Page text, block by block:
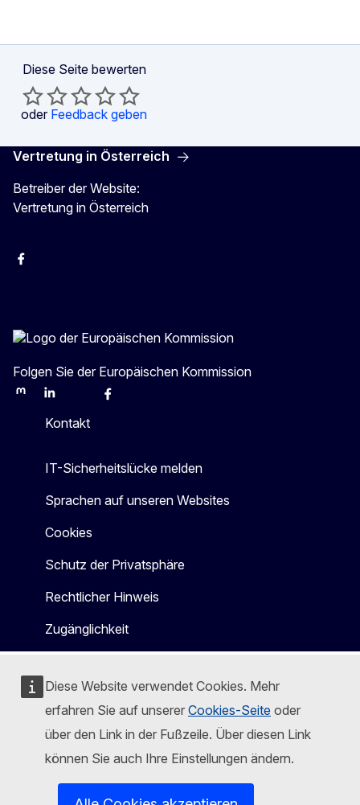
Diese Website verwendet Cookies. Mehr
erfahren Sie auf unserer Cookies-Seite oder
über den Link in der Fußzeile. Über diesen Link
können Sie auch Ihre Einstellungen ändern.
Diese Seite bewerten
oder Feedback geben
Vertretung in Österreich
Betreiber der Website:
Vertretung in Österreich
Facebook
Folgen Sie der Europäischen Kommission
MastodonLinkedInBlueskyFacebook
Kontakt
IT-Sicherheitslücke melden
Sprachen auf unseren Websites
Cookies
Schutz der Privatsphäre
Rechtlicher Hinweis
Zugänglichkeit